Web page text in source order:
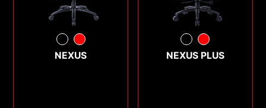
NEXUS NEXUS PLUS